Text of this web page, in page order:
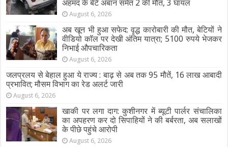
अहमद के बेटे अबान समेत 2 की मौत, 3 घायल
August 6, 2026
अब खून भी हुआ सफेद: वृद्ध कारोबारी की मौत, बेटियों ने
वीडियो कॉल पर देखी अंतिम यात्रा; 5100 रुपये भेजकर
निभाई औपचारिकता
August 6, 2026
जलप्रलय से बेहाल हुआ ये राज्य : बाढ़ से अब तक 95 मौतें, 16 लाख आबादी
प्रभावित; मौसम विभाग का रेड अलर्ट जारी
August 6, 2026
खाकी पर लगा दाग: कुशीनगर में ब्यूटी पार्लर संचालिका
का अपहरण कर दो सिपाहियों ने की बर्बरता, अब सलाखों
के पीछे पहुंचे आरोपी
August 6, 2026